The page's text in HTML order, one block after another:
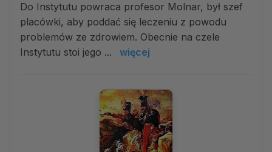
Do Instytutu powraca profesor Molnar, był szef
placówki, aby poddać się leczeniu z powodu
problemów ze zdrowiem. Obecnie na czele
Instytutu stoi jego ...
więcej